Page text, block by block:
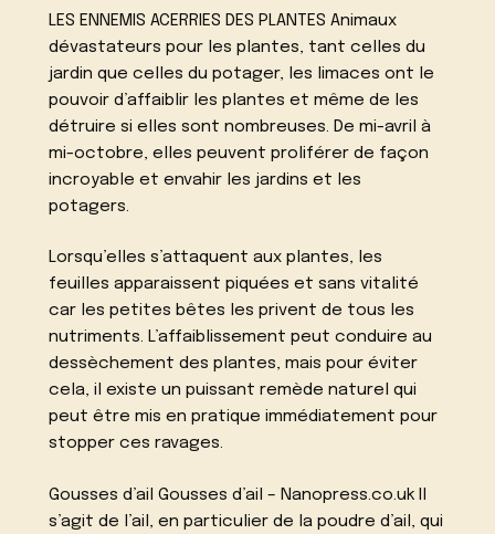
LES ENNEMIS ACERRIES DES PLANTES Animaux
dévastateurs pour les plantes, tant celles du
jardin que celles du potager, les limaces ont le
pouvoir d’affaiblir les plantes et même de les
détruire si elles sont nombreuses. De mi-avril à
mi-octobre, elles peuvent proliférer de façon
incroyable et envahir les jardins et les
potagers.
Lorsqu’elles s’attaquent aux plantes, les
feuilles apparaissent piquées et sans vitalité
car les petites bêtes les privent de tous les
nutriments. L’affaiblissement peut conduire au
dessèchement des plantes, mais pour éviter
cela, il existe un puissant remède naturel qui
peut être mis en pratique immédiatement pour
stopper ces ravages.
Gousses d’ail Gousses d’ail – Nanopress.co.uk Il
s’agit de l’ail, en particulier de la poudre d’ail, qui